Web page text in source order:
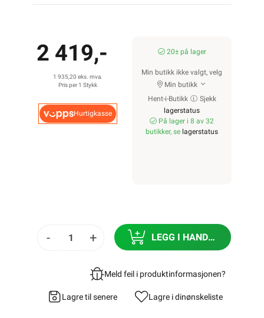
2 419,-
1 935,20 eks. mva.
Pris per 1 Stykk
Hurtigkasse
20± på lager
Min butikk ikke valgt, velg
Min butikk
Hent-i-Butikk
Sjekk
lagerstatus
På lager i 8 av 32
butikker, se lagerstatus
- + LEGG I HANDLEKURV
Meld feil i produktinformasjonen?
Lagre til senere Lagre i dinønskeliste